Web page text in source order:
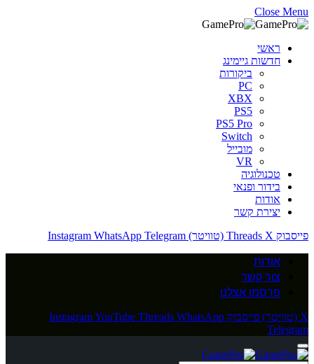
Close Menu
ראשי
חדשות גיימינג
ביקורות
PC
XBX
PS5
PS5 Pro
Switch
מובייל
VR
טכנולוגיה
בידור ופנאי
אודות
יצירת קשר
פייסבוק
Threads X (טוויטר) Instagram WhatsApp Telegram
אודות
צור קשר
פרסמו אצלנו
X (טוויטר) פייסבוק InstagramYouTube Threads WhatsApp
Telegram